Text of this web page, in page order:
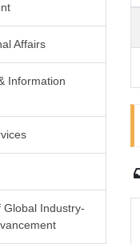
Affairs
Information
Global Industry-